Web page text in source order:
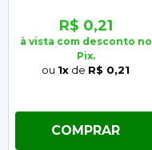
R$ 0,21
à vista com desconto no
Pix.
ou 1x de R$ 0,21
COMPRAR